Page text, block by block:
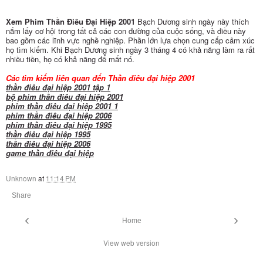
Xem Phim Thần Điêu Đại Hiệp 2001 Bạch Dương sinh ngày này thích
nắm lấy cơ hội trong tất cả các con đường của cuộc sống, và điều này
bao gồm các lĩnh vực nghề nghiệp. Phần lớn lựa chọn cung cấp cảm xúc
họ tìm kiếm. Khi Bạch Dương sinh ngày 3 tháng 4 có khả năng làm ra rất
nhiều tiền, họ có khả năng để mất nó.
Các tìm kiếm liên quan đến Thần điêu đại hiệp 2001
thần điêu đại hiệp 2001 tập 1
bộ phim thần điêu đại hiệp 2001
phim thần điêu đại hiệp 2001 1
phim thần điêu đại hiệp 2006
phim thần điêu đại hiệp 1995
thần điêu đại hiệp 1995
thần điêu đại hiệp 2006
game thần điêu đại hiệp
Unknown at 11:14 PM
Share
‹ ›
Home
View web version